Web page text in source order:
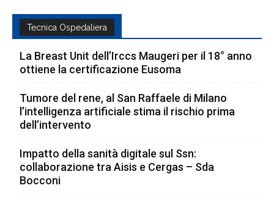
Tecnica Ospedaliera
La Breast Unit dell’Irccs Maugeri per il 18° anno
ottiene la certificazione Eusoma
Tumore del rene, al San Raffaele di Milano
l’intelligenza artificiale stima il rischio prima
dell’intervento
Impatto della sanità digitale sul Ssn:
collaborazione tra Aisis e Cergas – Sda
Bocconi